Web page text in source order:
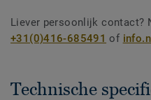
Liever persoonlijk contact?
+31(0)416-685491 of
Technische